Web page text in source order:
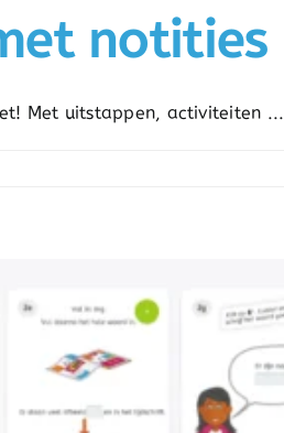
notities
Met uitstappen, activiteiten ...